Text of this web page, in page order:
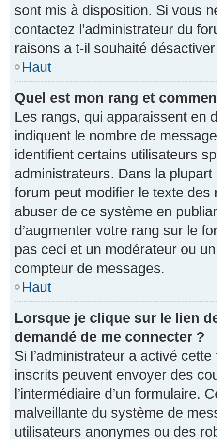
sont mis à disposition. Si vous
contactez l’administrateur du
raisons a t-il souhaité
Haut
Quel est mon rang et
Les rangs, qui apparaissent en
indiquent le nombre de
identifient certains utilisateurs
administrateurs. Dans la
forum peut modifier le texte
abuser de ce système en
d’augmenter votre rang sur le
pas ceci et un modérateur ou
compteur de messages.
Haut
Lorsque je clique sur le lien
demandé de me connecter ?
Si l’administrateur a activé
inscrits peuvent envoyer des
l’intermédiaire d’un formulaire.
malveillante du système de
utilisateurs anonymes ou des